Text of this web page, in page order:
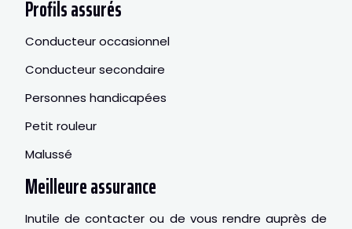
Profils assurés
Conducteur occasionnel
Conducteur secondaire
Personnes handicapées
Petit rouleur
Malussé
Meilleure assurance
Inutile de contacter ou de vous rendre auprès de